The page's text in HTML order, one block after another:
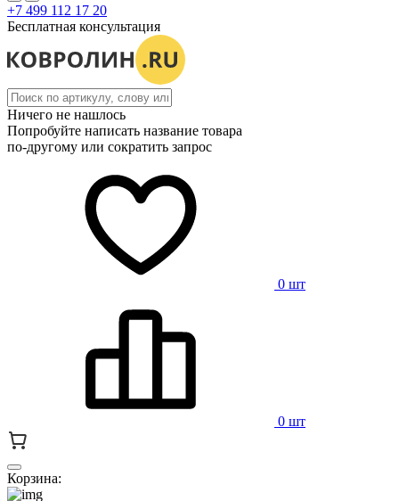
+7 499 112 17 20
Бесплатная консультация
Ничего не нашлось
Попробуйте написать название товара
по-другому или сократить запрос
0 шт
0 шт
Корзина: